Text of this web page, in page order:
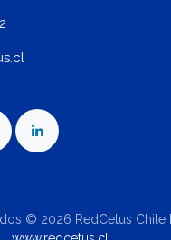
© 2026 RedCetus Chile